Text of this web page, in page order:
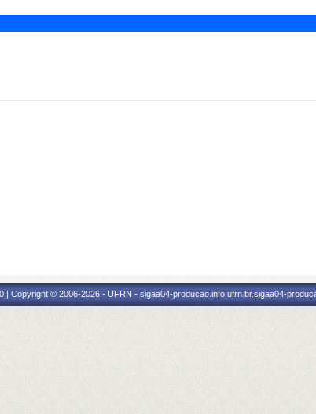
| Copyright © 2006-2026 - UFRN - sigaa04-producao.info.ufrn.br.sigaa04-